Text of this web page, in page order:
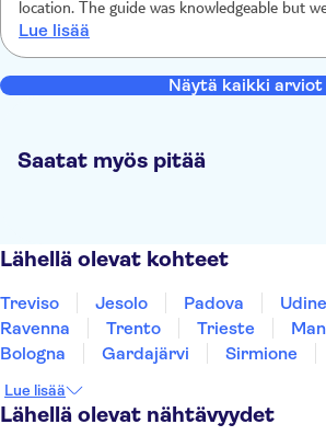
location. The guide was knowledgeable but
10 to1 minutes even on the "skip the
recommend but be prepared it will still be
Lue lisää
Näytä kaikki arviot
Saatat myös pitää
Lähellä olevat kohteet
Treviso Jesolo Padova Udine
Ravenna
Trento Trieste
Bologna
Gardajärvi Sirmione
Lue lisää
Lähellä olevat nähtävyydet